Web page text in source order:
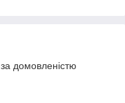
домовленістю